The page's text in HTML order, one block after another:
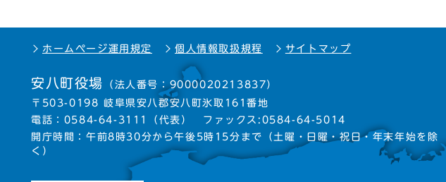
ホームページ運用規定 個人情報取扱規程 サイトマップ
安八町役場 （法人番号：9000020213837）
〒503-0198 岐阜県安八郡安八町氷取161番地
電話： 0584-64-3111 （代表） ファックス:0584-64-5014
開庁時間：午前8時30分から午後5時15分まで
（土曜・日曜・祝日・年末年始を除
く）